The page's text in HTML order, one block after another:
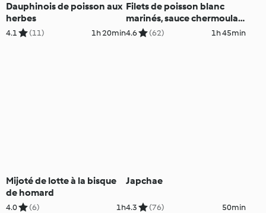
Dauphinois de poisson aux
herbes
4.1 (11) 1h 20min
Filets de poisson blanc
marinés, sauce chermoula
et salade de couscous
4.6 (62) 1h 45min
Mijoté de lotte à la bisque
de homard
4.0 (6) 1h
Japchae
4.3 (76) 50min